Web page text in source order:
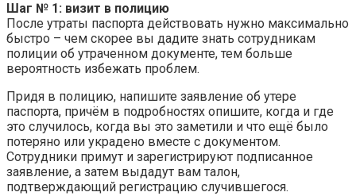
Шаг № 1: визит в полицию
После утраты паспорта действовать нужно максимально
быстро – чем скорее вы дадите знать сотрудникам
полиции об утраченном документе, тем больше
вероятность избежать проблем.
Придя в полицию, напишите заявление об утере
паспорта, причём в подробностях опишите, когда и где
это случилось, когда вы это заметили и что ещё было
потеряно или украдено вместе с документом.
Сотрудники примут и зарегистрируют подписанное
заявление, а затем выдадут вам талон,
подтверждающий регистрацию случившегося.